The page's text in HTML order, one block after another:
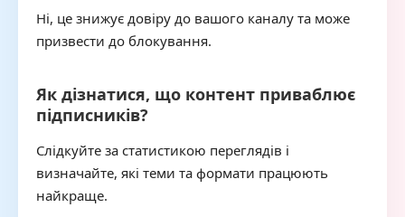
Ні, це знижує довіру до вашого каналу та може
призвести до блокування.
Як дізнатися, що контент приваблює
підписників?
Слідкуйте за статистикою переглядів і
визначайте, які теми та формати працюють
найкраще.